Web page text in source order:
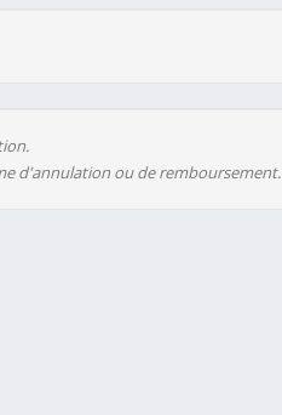
d'annulation ou de remboursement.